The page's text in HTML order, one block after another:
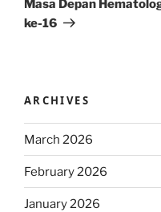
Masa Depan
ke-16
ARCHIVES
March 2026
February 2026
January 2026